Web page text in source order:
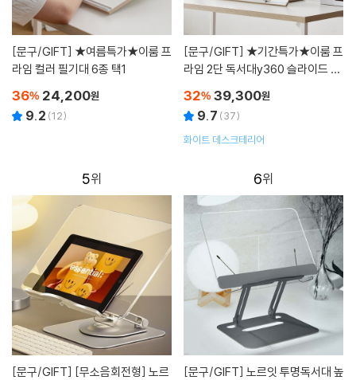
[문구/GIFT]
라임 컬러 필기대 6종 택1
36% 24,200원
9.2 (12)
[문구/GIFT]
라임 2단 독서대y360 슬라이드 책
32% 39,300원
9.7 (37)
화이트 데스크테리어
5
[문구/GIFT]
6
[문구/GIFT]